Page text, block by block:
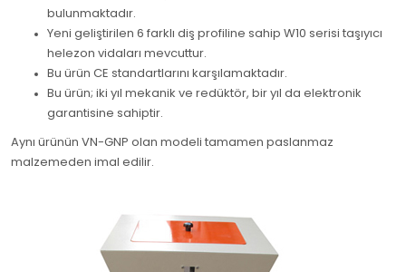
bulunmaktadır.
Yeni geliştirilen 6 farklı diş profiline sahip W10 serisi taşıyıcı
helezon vidaları mevcuttur.
Bu ürün CE standartlarını karşılamaktadır.
Bu ürün; iki yıl mekanik ve redüktör, bir yıl da elektronik
garantisine sahiptir.
Aynı ürünün VN-GNP olan modeli tamamen paslanmaz
malzemeden imal edilir.